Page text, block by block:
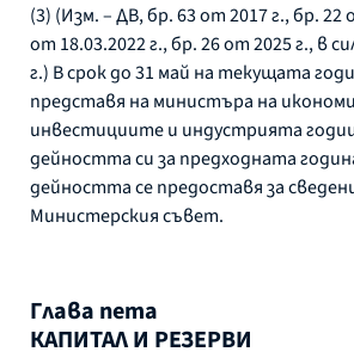
(3) (Изм. – ДВ, бр. 63 от 2017 г., бр. 22
от 18.03.2022 г., бр. 26 от 2025 г., в
г.) В срок до 31 май на текущата
представя на министъра на
инвестициите и индустрията
дейността си за предходната
дейността се предоставя за
Министерския съвет.
Глава пета
КАПИТАЛ И РЕЗЕРВИ